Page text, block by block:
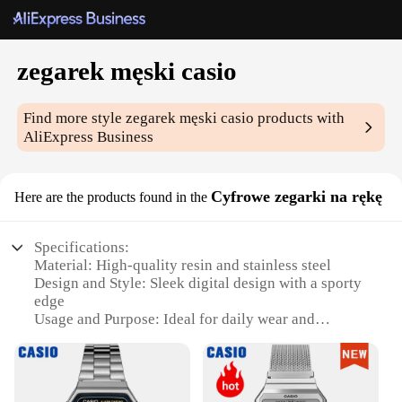
zegarek męski casio
Find more stylezegarek męski casio products with
AliExpress Business
Here are the products found in the Cyfrowe zegarki na rękę
Specifications:
Material: High-quality resin and stainless steel
Design and Style: Sleek digital design with a sporty
edge
Usage and Purpose: Ideal for daily wear and
Performance and Property: Precise quartz
movement for accurate timekeeping
Parts and Accessories: Comes with a durable resin